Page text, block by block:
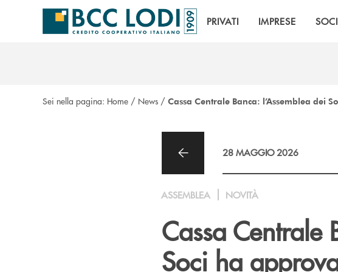
Salta al contenuto principale
PRIVATI IMPRESE SOCI
Sei nella pagina: Home / News / Cassa Centrale Banca: l’Assemblea dei
28 MAGGIO 2026
ASSEMBLEA NOVITÀ
Cassa Centrale
Soci ha